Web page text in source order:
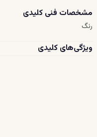
مشخصات فنی کلیدی
رنگ
ویژگی‌های کلیدی